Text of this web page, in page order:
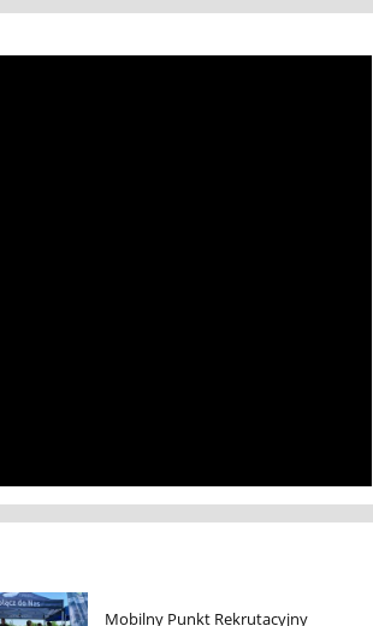
Mobilny Punkt Rekrutacyjny